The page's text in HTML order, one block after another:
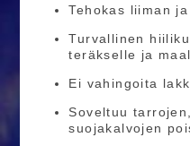
Tehokas liiman
Turvallinen
teräkselle ja
Ei vahingoita
Soveltuu
suojakalvojen